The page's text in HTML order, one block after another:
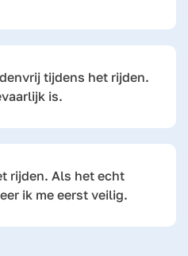
tijdens het rijden.
is.
rijden. Als het echt
ik me eerst veilig.